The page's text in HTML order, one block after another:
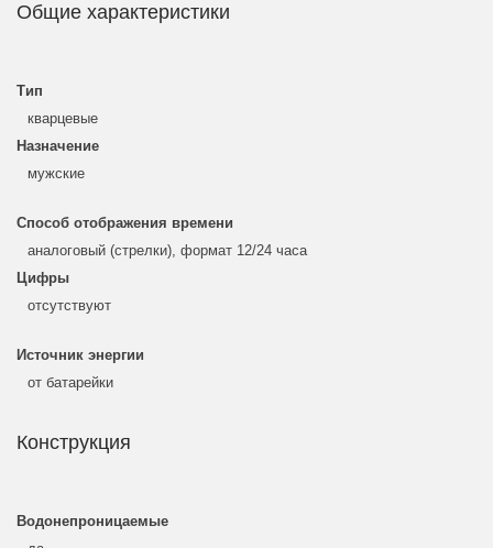
Общие характеристики
Тип
кварцевые
Назначение
мужские
Способ отображения времени
аналоговый (стрелки), формат 12/24 часа
Цифры
отсутствуют
Источник энергии
от батарейки
Конструкция
Водонепроницаемые